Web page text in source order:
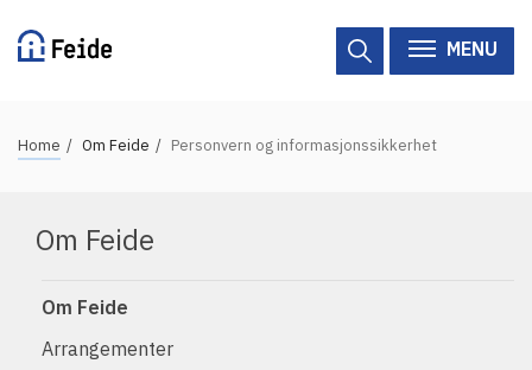
MENU
Tilgjengelige tjenester
B
Home Om Feide Personvern og informasjonssikkerhet
Om Feide
Om Feide
Arrangementer